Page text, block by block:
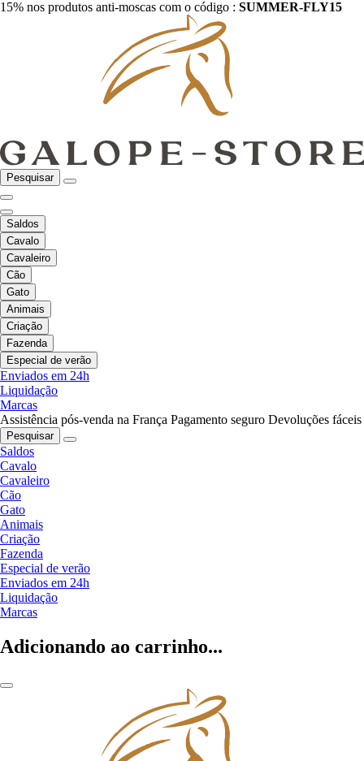
15% nos produtos anti-moscas com o código : SUMMER-FLY15
Pesquisar
Saldos
Cavalo
Cavaleiro
Cão
Gato
Animais
Criação
Fazenda
Especial de verão
Enviados em 24h
Liquidação
Marcas
Assistência pós-venda na França Pagamento seguro Devoluções fáceis
Pesquisar
Saldos
Cavalo
Cavaleiro
Cão
Gato
Animais
Criação
Fazenda
Especial de verão
Enviados em 24h
Liquidação
Marcas
Adicionando ao carrinho...